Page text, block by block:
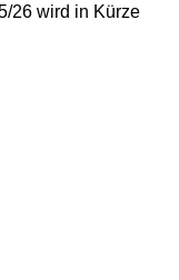
26 wird in Kürze